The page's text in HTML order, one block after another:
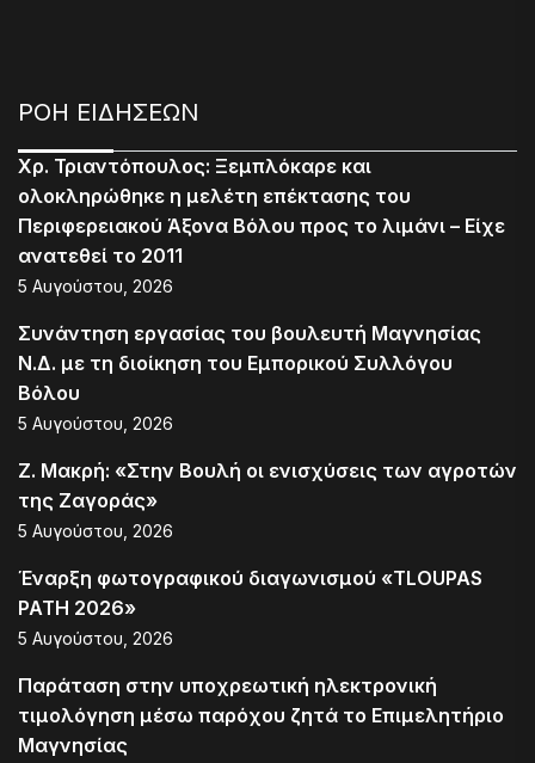
ΡΟΗ ΕΙΔΗΣΕΩΝ
Χρ. Τριαντόπουλος: Ξεμπλόκαρε και
ολοκληρώθηκε η μελέτη επέκτασης του
Περιφερειακού Άξονα Βόλου προς το λιμάνι – Είχε
ανατεθεί το 2011
5 Αυγούστου, 2026
Συνάντηση εργασίας του βουλευτή Μαγνησίας
Ν.Δ. με τη διοίκηση του Εμπορικού Συλλόγου
Βόλου
5 Αυγούστου, 2026
Ζ. Μακρή: «Στην Βουλή οι ενισχύσεις των αγροτών
της Ζαγοράς»
5 Αυγούστου, 2026
Έναρξη φωτογραφικού διαγωνισμού «TLOUPAS
PATH 2026»
5 Αυγούστου, 2026
Παράταση στην υποχρεωτική ηλεκτρονική
τιμολόγηση μέσω παρόχου ζητά το Επιμελητήριο
Μαγνησίας